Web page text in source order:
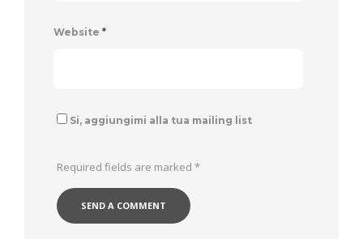
Website *
Si, aggiungimi alla tua mailing list
Required fields are marked *